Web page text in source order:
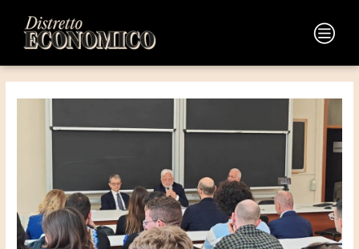
contenuto
Main
Menu
articoli